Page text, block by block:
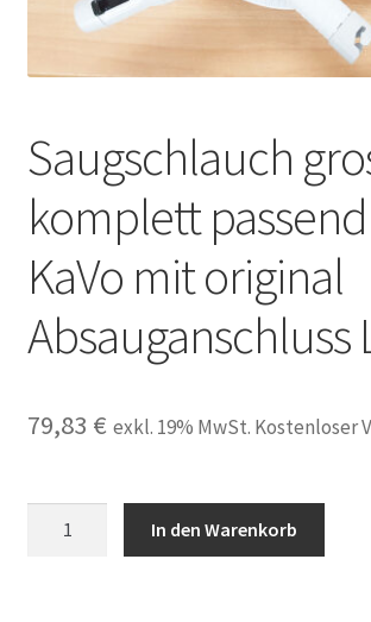
Saugschlauch
komplett
KaVo mit original
Absauganschluss
79,83 € exkl. 19% MwSt. Kostenloser
In den Warenkorb